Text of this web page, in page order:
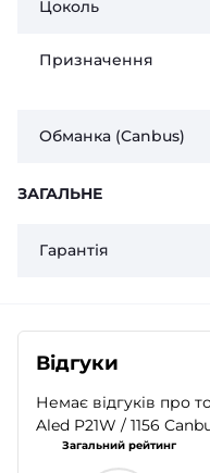
Цоколь
Призначення
Обманка (Canbus)
ЗАГАЛЬНЕ
Гарантія
Відгуки
Немає відгуків про
Aled P21W / 1156
Загальний рейтинг